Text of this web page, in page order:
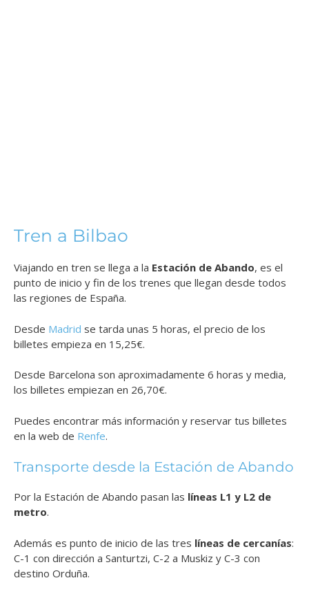
Tren a Bilbao
Viajando en tren se llega a la Estación de Abando, es el
punto de inicio y fin de los trenes que llegan desde todos
las regiones de España.
Desde Madrid se tarda unas 5 horas, el precio de los
billetes empieza en 15,25€.
Desde Barcelona son aproximadamente 6 horas y media,
los billetes empiezan en 26,70€.
Puedes encontrar más información y reservar tus billetes
en la web de Renfe.
Transporte desde la Estación de Abando
Por la Estación de Abando pasan las líneas L1 y L2 de
metro.
Además es punto de inicio de las tres líneas de cercanías:
C-1 con dirección a Santurtzi, C-2 a Muskiz y C-3 con
destino Orduña.